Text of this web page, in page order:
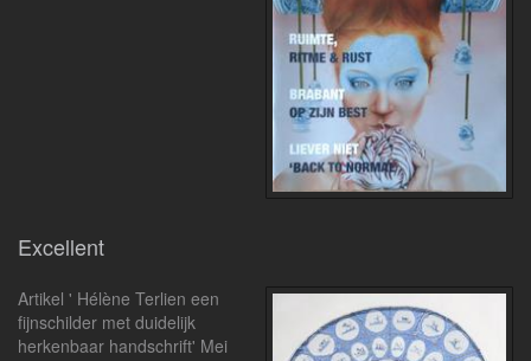
Excellent
Artikel ' Hélène Terlien een
fijnschilder met duidelijk
herkenbaar handschrift' Mei